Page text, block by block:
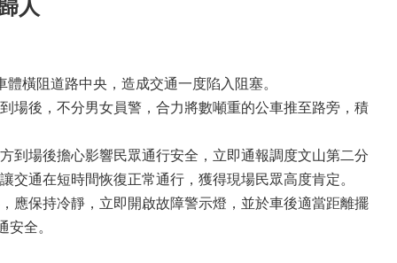
人
橫阻道路中央，造成交通一度陷入阻塞。
場後，不分男女員警，合力將數噸重的公車推至路旁，積
到場後擔心影響民眾通行安全，立即通報調度文山第二分
通在短時間恢復正常通行，獲得現場民眾高度肯定。
應保持冷靜，立即開啟故障警示燈，並於車後適當距離擺
全。